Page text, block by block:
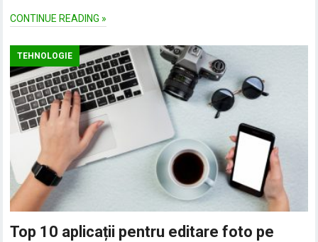
CONTINUE READING »
TEHNOLOGIE
Top 10 aplicații pentru editare foto pe